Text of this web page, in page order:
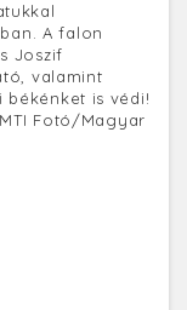
A falon
Joszif
valamint
is védi!
Fotó/Magyar